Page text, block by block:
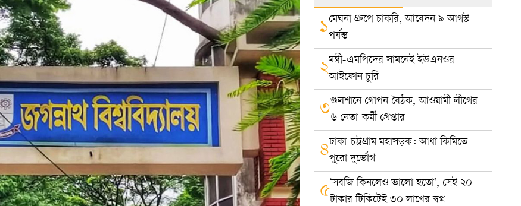
১মেঘনা গ্রুপে চাকরি, আবেদন ৯ আগস্ট
পর্যন্ত
২মন্ত্রী-এমপিদের সামনেই ইউএনওর
আইফোন চুরি
৩গুলশানে গোপন বৈঠক, আওয়ামী লীগের
৬ নেতা-কর্মী গ্রেপ্তার
৪ঢাকা-চট্টগ্রাম মহাসড়ক: আধা কিমিতে
পুরো দুর্ভোগ
৫‘সবজি কিনলেও ভালো হতো’, সেই ২০
টাকার টিকিটেই ৩০ লাখের স্বপ্ন